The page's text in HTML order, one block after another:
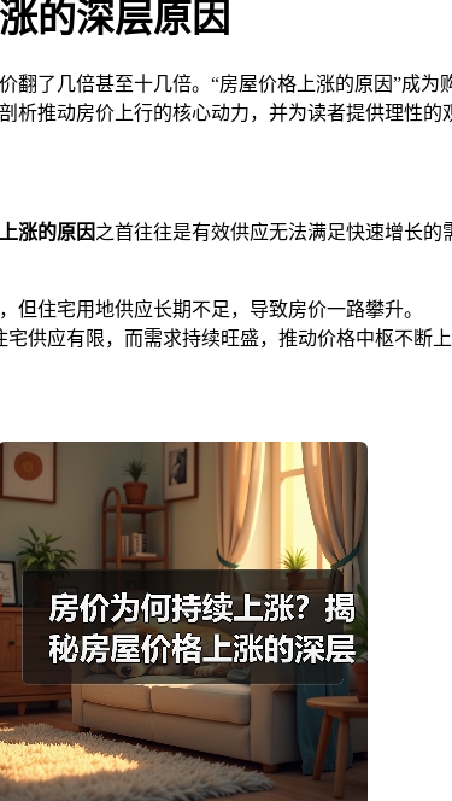
的深层原因
了几倍甚至十几倍。“房屋价格上涨的原因”成
推动房价上行的核心动力，并为读者提供理性的
涨的原因之首往往是有效供应无法满足快速增长
但住宅用地供应长期不足，导致房价一路攀升。
供应有限，而需求持续旺盛，推动价格中枢不断上